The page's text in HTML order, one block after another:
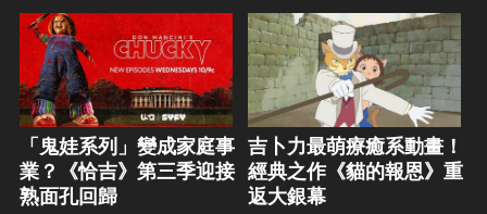
「鬼娃系列」變成家庭事
業？《恰吉》第三季迎接
熟面孔回歸
吉卜力最萌療癒系動畫！
經典之作《貓的報恩》重
返大銀幕